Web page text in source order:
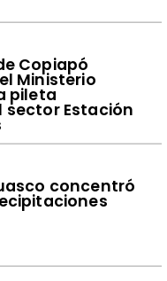
Copiapó
Ministerio
pileta
Estación
concentró